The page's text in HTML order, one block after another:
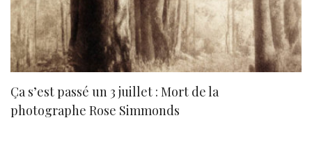
Ça s’est passé un 3 juillet : Mort de la
photographe Rose Simmonds